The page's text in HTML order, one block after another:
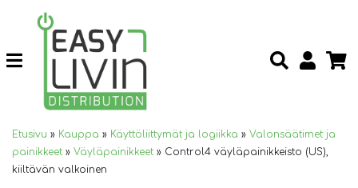
Etusivu » Kauppa » Käyttöliittymät ja logiikka » Valonsäätimet ja
painikkeet » Väyläpainikkeet » Control4 väyläpainikkeisto (US),
kiiltävän valkoinen